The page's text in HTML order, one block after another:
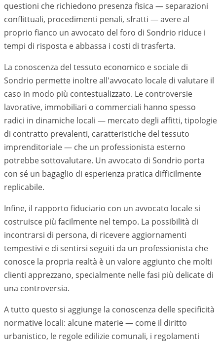
questioni che richiedono presenza fisica — separazioni
conflittuali, procedimenti penali, sfratti — avere al
proprio fianco un avvocato del foro di Sondrio riduce i
tempi di risposta e abbassa i costi di trasferta.
La conoscenza del tessuto economico e sociale di
Sondrio permette inoltre all'avvocato locale di valutare il
caso in modo più contestualizzato. Le controversie
lavorative, immobiliari o commerciali hanno spesso
radici in dinamiche locali — mercato degli affitti, tipologie
di contratto prevalenti, caratteristiche del tessuto
imprenditoriale — che un professionista esterno
potrebbe sottovalutare. Un avvocato di Sondrio porta
con sé un bagaglio di esperienza pratica difficilmente
replicabile.
Infine, il rapporto fiduciario con un avvocato locale si
costruisce più facilmente nel tempo. La possibilità di
incontrarsi di persona, di ricevere aggiornamenti
tempestivi e di sentirsi seguiti da un professionista che
conosce la propria realtà è un valore aggiunto che molti
clienti apprezzano, specialmente nelle fasi più delicate di
una controversia.
A tutto questo si aggiunge la conoscenza delle specificità
normative locali: alcune materie — come il diritto
urbanistico, le regole edilizie comunali, i regolamenti